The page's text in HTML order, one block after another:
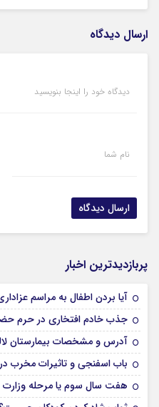
ارسال دیدگاه
دیدگاه خود را اینجا بنویسید
نام شما
پربازدیدترین اخبار
آیا بردن اطفال به مراسم
جذب خادم افتخاری در حرم
آدرس و مشخصات بیمارستان
باب اسفنجی و تاثیرات مخرب
هفت سال سوم یا مرحله وزارت